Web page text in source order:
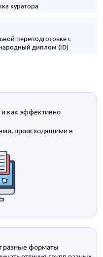
куратора
переподготовке с
диплом (ID)
и как эффективно
происходящими в
разные форматы